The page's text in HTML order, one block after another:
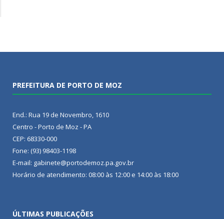
PREFEITURA DE PORTO DE MOZ
End.: Rua 19 de Novembro, 1610
Centro - Porto de Moz - PA
CEP: 68330-000
Fone: (93) 98403-1198
E-mail: gabinete@portodemoz.pa.gov.br
Horário de atendimento: 08:00 às 12:00 e 14:00 às 18:00
ÚLTIMAS PUBLICAÇÕES